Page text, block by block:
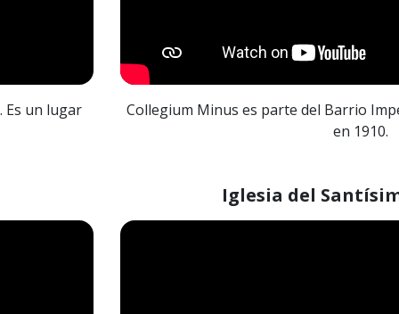
Es un lugar
Collegium Minus es parte del Barrio
en 1910.
Iglesia del